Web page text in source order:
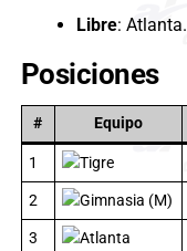
Libre: Atlanta.
Posiciones
# Equipo
1 Tigre
2
Gimnasia (M)
3
Atlanta